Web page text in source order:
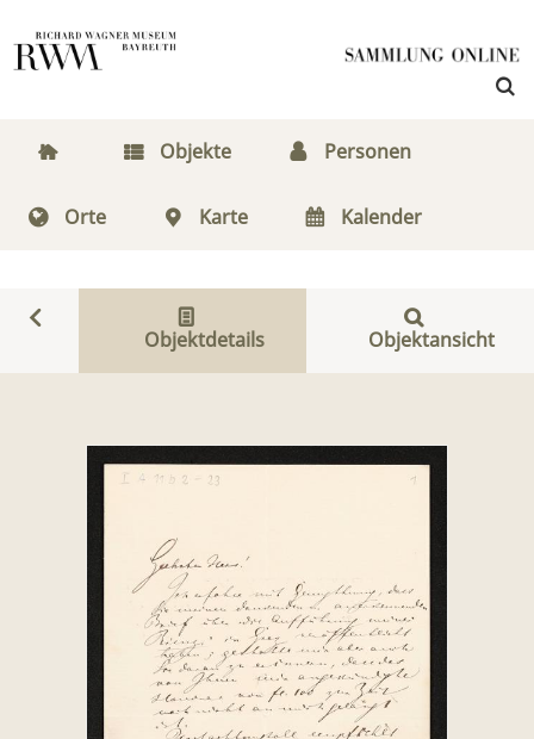
Objekte Personen
Orte Karte Kalender
Objektdetails Objektansicht